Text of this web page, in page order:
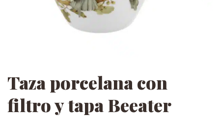
Taza porcelana con
filtro y tapa Beeater